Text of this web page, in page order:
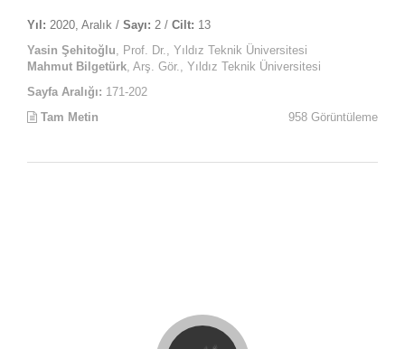
Yıl: 2020, Aralık / Sayı: 2 / Cilt: 13
Yasin Şehitoğlu , Prof. Dr., Yıldız Teknik Üniversitesi
Mahmut Bilgetürk , Arş. Gör., Yıldız Teknik Üniversitesi
Sayfa Aralığı: 171-202
Tam Metin
958 Görüntüleme